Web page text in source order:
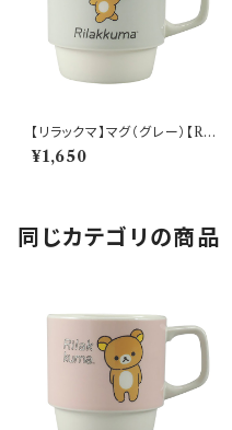
【リラックマ】マグ（グレー）【RK1
80】
¥1,650
同じカテゴリの商品